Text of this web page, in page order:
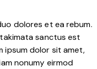
dolores et ea rebum.
sanctus est
ipsum dolor sit amet,
nonumy eirmod